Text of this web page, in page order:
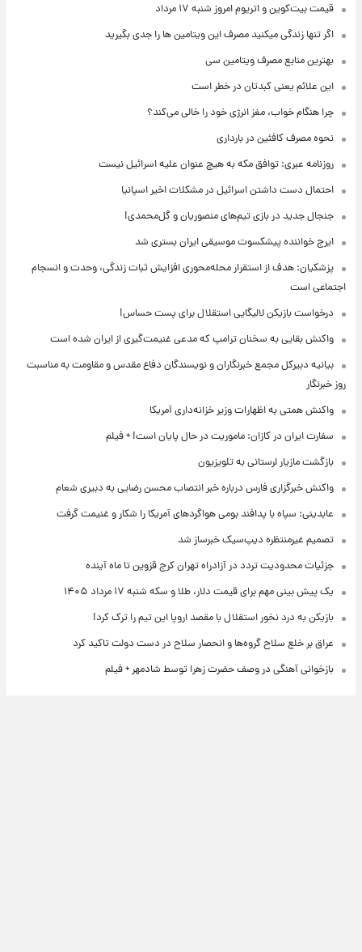
قیمت بیت‌کوین و اتریوم امروز شنبه ۱۷ مرداد
اگر تنها زندگی میکنید مصرف این ویتامین ها را جدی بگیرید
بهترین منابع مصرف ویتامین سی
این علائم یعنی کبدتان در خطر است
چرا هنگام خواب، مغز انرژی خود را خالی می‌کند؟
نحوه مصرف کافئین در بارداری
روزنامه عبری: توافق مکه به هیچ عنوان علیه اسرائیل نیست
احتمال دست داشتن اسرائیل در مشکلات اخیر اسپانیا
جنجال جدید در بازی تیم‌های منصوریان و گل‌محمدی!
ایرج خواننده پیشکسوت موسیقی ایران بستری شد
پزشکیان: هدف از استقرار محله‌محوری افزایش ثبات زندگی، وحدت و انسجام
اجتماعی است
درخواست بازیکن لالیگایی استقلال برای پست حساس!
واکنش بقایی به سخنان ترامپ که مدعی غنیمت‌گیری از ایران شده است
بیانیه دبیرکل مجمع خبرنگاران و نویسندگان دفاع مقدس و مقاومت به مناسبت
روز خبرنگار
واکنش همتی به اظهارات وزیر خزانه‌داری آمریکا
سفارت ایران در کازان: ماموریت در حال پایان است! + فیلم
بازگشت مازیار لرستانی به تلویزیون
واکنش خبرگزاری فارس درباره خبر انتصاب محسن رضایی به دبیری شعام
عابدینی: سپاه با پدافند بومی هواگردهای آمریکا را شکار و غنیمت گرفت
تصمیم غیرمنتظره دیپ‌سیک خبرساز شد
جزئیات محدودیت تردد در آزادراه تهران کرج قزوین تا ماه آینده
یک پیش ‌بینی مهم برای قیمت دلار، طلا و سکه شنبه ۱۷ مرداد ۱۴۰۵
بازیکن به درد نخور استقلال با مقصد اروپا این تیم را ترک کرد!
عراق بر خلع سلاح گروه‌ها و انحصار سلاح در دست دولت تاکید کرد
بازخوانی آهنگی در وصف حضرت زهرا توسط شادمهر + فیلم